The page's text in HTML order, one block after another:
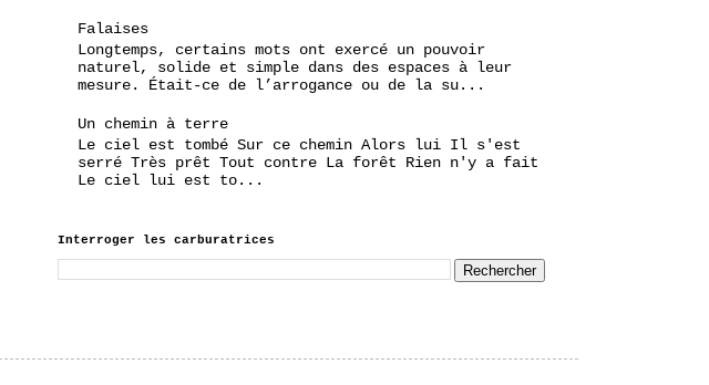
Falaises
Longtemps, certains mots ont exercé un pouvoir
naturel, solide et simple dans des espaces à leur
mesure. Était-ce de l’arrogance ou de la su...
Un chemin à terre
Le ciel est tombé Sur ce chemin Alors lui Il s'est
serré Très prêt Tout contre La forêt Rien n'y a fait
Le ciel lui est to...
Interroger les carburatrices